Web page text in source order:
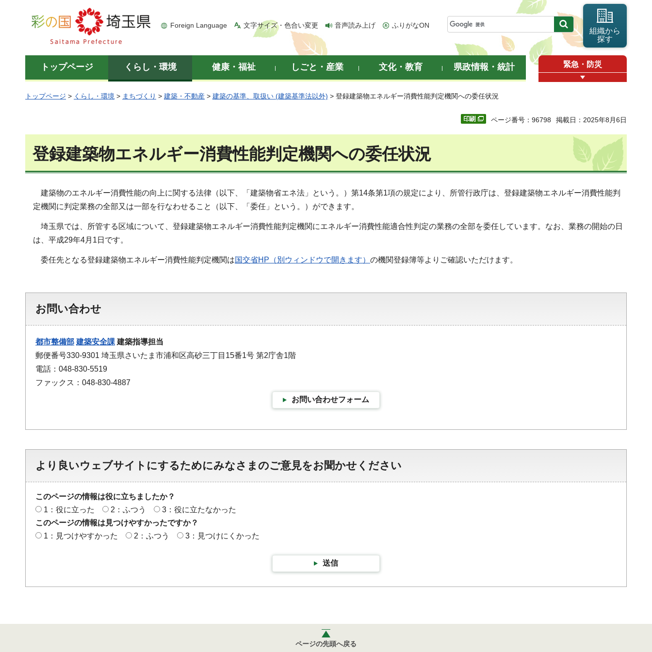
彩の国 埼玉県
Foreign Language 文字サイズ・色合い変更 音声読み上げ ふりがなON
組織から
探す
トップページ くらし・環境 健康・福祉 しごと・産業 文化・教育 県政情報・統計 緊急・防災
トップページ > くらし・環境 > まちづくり > 建築・不動産 > 建築の基準、取扱い (建築基準法以外) > 登録建築物エネルギー消費性能判定機関への委任状況
ページ番号：96798 掲載日：2025年8月6日
登録建築物エネルギー消費性能判定機関への委任状況
建築物のエネルギー消費性能の向上に関する法律（以下、「建築物省エネ法」という。）第14条第1項の規定により、所管行政庁は、登録建築物エネルギー消費性能判
定機関に判定業務の全部又は一部を行なわせること（以下、「委任」という。）ができます。
埼玉県では、所管する区域について、登録建築物エネルギー消費性能判定機関にエネルギー消費性能適合性判定の業務の全部を委任しています。なお、業務の開始の日
は、平成29年4月1日です。
委任先となる登録建築物エネルギー消費性能判定機関は国交省HP（別ウィンドウで開きます） の機関登録簿等よりご確認いただけます。
お問い合わせ
都市整備部 建築安全課 建築指導担当
郵便番号330-9301 埼玉県さいたま市浦和区高砂三丁目15番1号 第2庁舎1階
電話：048-830-5519
ファックス：048-830-4887
お問い合わせフォーム
より良いウェブサイトにするためにみなさまのご意見をお聞かせください
このページの情報は役に立ちましたか？
1：役に立った
2：ふつう
3：役に立たなかった
このページの情報は見つけやすかったですか？
1：見つけやすかった
2：ふつう 3：見つけにくかった
送信
ページの先頭へ戻る